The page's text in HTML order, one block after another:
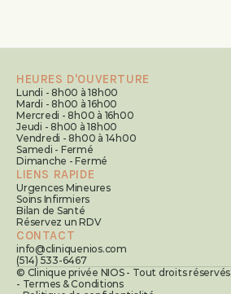
HEURES D'OUVERTURE
Lundi - 8h00 à 18h00
Mardi - 8h00 à 16h00
Mercredi - 8h00 à 16h00
Jeudi - 8h00 à 18h00
Vendredi - 8h00 à 14h00
Samedi - Fermé
Dimanche - Fermé
LIENS RAPIDE
Urgences Mineures
Soins Infirmiers
Bilan de Santé
Réservez un RDV
CONTACT
info@cliniquenios.com
(514) 533-6467
© Clinique privée NIOS - Tout droits réservés
- Termes & Conditions